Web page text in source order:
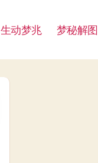
生动梦兆 梦秘解图